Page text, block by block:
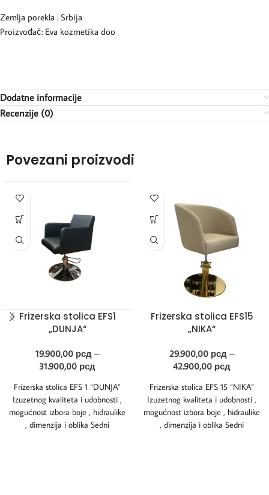
Zemlja porekla : Srbija
Proizvođač: Eva kozmetika doo
Dodatne informacije
Recenzije (0)
Povezani proizvodi
Frizerska stolica EFS1
„DUNJA“
19.900,00 рсд –
31.900,00 рсд
Frizerska stolica EFS 1 “DUNJA”
Izuzetnog kvaliteta i udobnosti ,
mogućnost izbora boje , hidraulike
, dimenzija i oblika Sedni
Frizerska stolica EFS15
„NIKA“
29.900,00 рсд –
42.900,00 рсд
Frizerska stolica EFS 15 “NIKA”
Izuzetnog kvaliteta i udobnosti ,
mogućnost izbora boje , hidraulike
, dimenzija i oblika Sedni